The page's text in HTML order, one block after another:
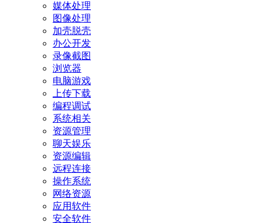
媒体处理
图像处理
加壳脱壳
办公开发
录像截图
浏览器
电脑游戏
上传下载
编程调试
系统相关
资源管理
聊天娱乐
资源编辑
远程连接
操作系统
网络资源
应用软件
安全软件